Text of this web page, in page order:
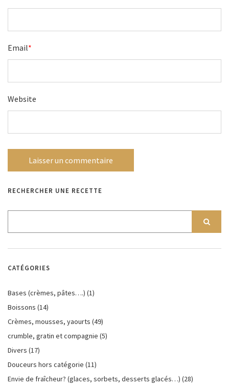
Email*
Website
RECHERCHER UNE RECETTE
CATÉGORIES
Bases (crèmes, pâtes….) (1)
Boissons (14)
Crèmes, mousses, yaourts (49)
crumble, gratin et compagnie (5)
Divers (17)
Douceurs hors catégorie (11)
Envie de fraîcheur? (glaces, sorbets, desserts glacés…) (28)